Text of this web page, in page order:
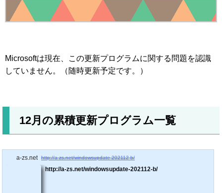
Microsoftは現在、この更新プログラムに関する問題を認識
していません。（随時更新予定です。）
12月の累積更新プログラム一覧
a-zs.net http://a-zs.net/windowsupdate-202112-b/
http://a-zs.net/windowsupdate-202112-b/